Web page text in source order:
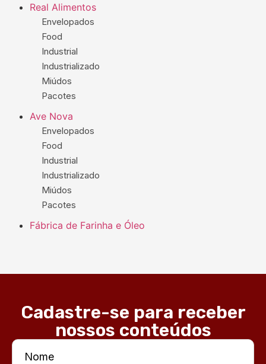
Real Alimentos
Envelopados
Food
Industrial
Industrializado
Miúdos
Pacotes
Ave Nova
Envelopados
Food
Industrial
Industrializado
Miúdos
Pacotes
Fábrica de Farinha e Óleo
Cadastre-se para receber
nossos conteúdos